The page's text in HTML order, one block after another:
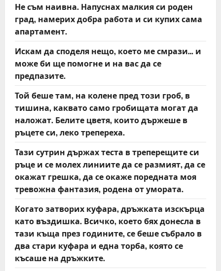
Не съм наивна. Напуснах малкия си роден
град, намерих добра работа и си купих сама
апартамент.
Искам да споделя нещо, което ме смрази… и
може би ще помогне и на вас да се
предпазите.
Той беше там, на колене пред този гроб, в
тишина, каквато само гробищата могат да
наложат. Белите цветя, които държеше в
ръцете си, леко трепереха.
Тази сутрин държах теста в треперещите си
ръце и се молех линиите да се размият, да се
окажат грешка, да се окаже поредната моя
тревожна фантазия, родена от умората.
Когато затворих куфара, дръжката изскърца
като въздишка. Всичко, което бях донесла в
тази къща през годините, се беше събрало в
два стари куфара и една торба, която се
късаше на дръжките.